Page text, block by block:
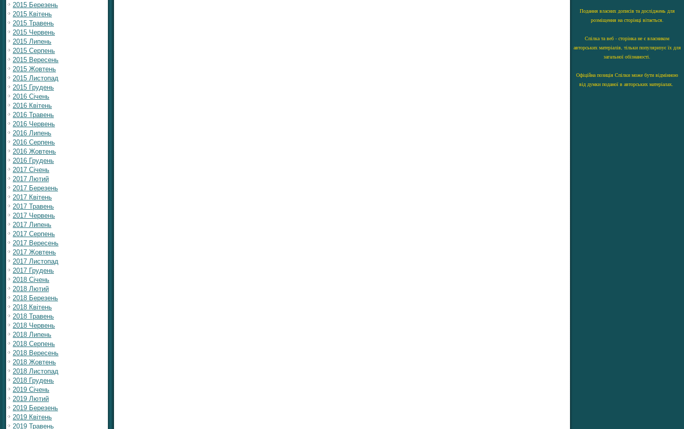
2015 Березень
2015 Квітень
2015 Травень
2015 Червень
2015 Липень
2015 Серпень
2015 Вересень
2015 Жовтень
2015 Листопад
2015 Грудень
2016 Січень
2016 Квітень
2016 Травень
2016 Червень
2016 Липень
2016 Серпень
2016 Жовтень
2016 Грудень
2017 Січень
2017 Лютий
2017 Березень
2017 Квітень
2017 Травень
2017 Червень
2017 Липень
2017 Серпень
2017 Вересень
2017 Жовтень
2017 Листопад
2017 Грудень
2018 Січень
2018 Лютий
2018 Березень
2018 Квітень
2018 Травень
2018 Червень
2018 Липень
2018 Серпень
2018 Вересень
2018 Жовтень
2018 Листопад
2018 Грудень
2019 Січень
2019 Лютий
2019 Березень
2019 Квітень
2019 Травень
Подання власних дописів та досліджень для
розміщення на сторінці вітається.
Спілка та веб - сторінка не є власником
авторських матеріалів, тільки популяризує їх для
загальної обізнаності.
Офіційна позиція Спілки може бути відмінною
від думки поданої в авторських матеріалах.